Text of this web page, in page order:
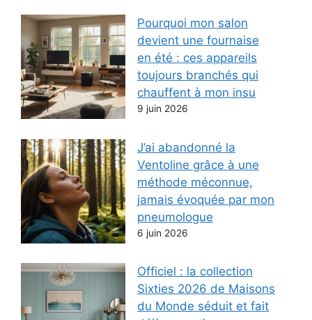
Pourquoi mon salon
devient une fournaise
en été : ces appareils
toujours branchés qui
chauffent à mon insu
9 juin 2026
J’ai abandonné la
Ventoline grâce à une
méthode méconnue,
jamais évoquée par mon
pneumologue
6 juin 2026
Officiel : la collection
Sixties 2026 de Maisons
du Monde séduit et fait